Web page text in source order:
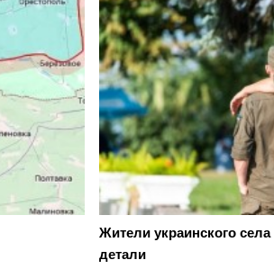
Жители украинского
детали